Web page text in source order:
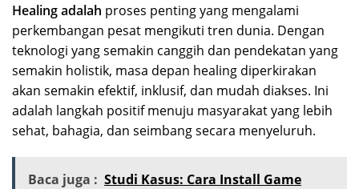
Healing adalah proses penting yang mengalami
perkembangan pesat mengikuti tren dunia. Dengan
teknologi yang semakin canggih dan pendekatan yang
semakin holistik, masa depan healing diperkirakan
akan semakin efektif, inklusif, dan mudah diakses. Ini
adalah langkah positif menuju masyarakat yang lebih
sehat, bahagia, dan seimbang secara menyeluruh.
Baca juga : Studi Kasus: Cara Install Game